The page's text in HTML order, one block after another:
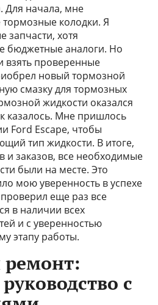
Для начала, мне
колодки. Я
запчасти, хотя
бюджетные аналоги. Но
взять проверенные
новый тормозной
смазку для тормозных
жидкости оказался
казалось. Мне пришлось
Ford Escape, чтобы
тип жидкости. В итоге,
и заказов, все необходимые
были на месте. Это
мою уверенность в успехе
еще раз все
в наличии всех
и с уверенностью
этапу работы.
ремонт:
с